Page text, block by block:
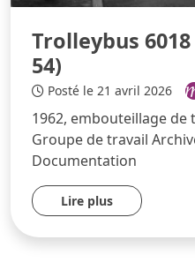
Trolleybus
54)
Posté le 21 avril 2026
1962, embouteillage de
Groupe de travail
Documentation
Lire plus